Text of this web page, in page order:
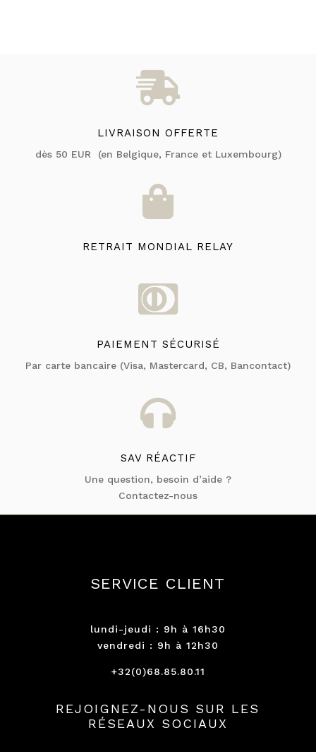

LIVRAISON OFFERTE
dès 50 EUR (en Belgique, France et Luxembourg)

RETRAIT MONDIAL RELAY

PAIEMENT SÉCURISÉ
Par carte bancaire (Visa, Mastercard, CB, Bancontact)

SAV RÉACTIF
Une question, besoin d’aide ?
Contactez-nous
SERVICE CLIENT
lundi-jeudi : 9h à 16h30
vendredi : 9h à 12h30
+32(0)68.85.80.11
REJOIGNEZ-NOUS SUR LES
RÉSEAUX SOCIAUX